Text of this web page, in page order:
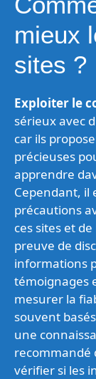
mieux
sites ?
Exploiter le
sérieux avec
car ils
précieuses
apprendre
Cependant, il
précautions
ces sites et
preuve de
informations
témoignages
mesurer la
souvent
une
recommandé
vérifier si les